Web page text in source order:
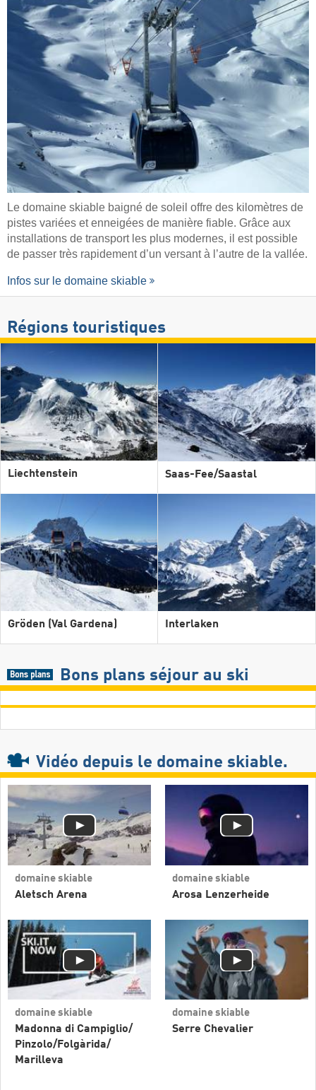
Le domaine skiable baigné de soleil offre des kilomètres de
pistes variées et enneigées de manière fiable. Grâce aux
installations de transport les plus modernes, il est possible
de passer très rapidement d’un versant à l’autre de la vallée.
Infos sur le domaine skiable
Régions touristiques
Liechtenstein Saas-Fee/​Saastal
Gröden (Val Gardena) Interlaken
Bons plans séjour au ski
Vidéo depuis le domaine skiable.
domaine skiable
Aletsch Arena
domaine skiable
Arosa Lenzerheide
domaine skiable
Madonna di Campiglio/​
Pinzolo/​Folgàrida/​
Marilleva
domaine skiable
Serre Chevalier